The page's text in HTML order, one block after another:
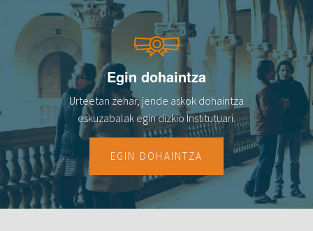
Egin dohaintza
Urteetan zehar, jende askok dohaintza
eskuzabalak egin dizkio Institutuari.
EGIN DOHAINTZA